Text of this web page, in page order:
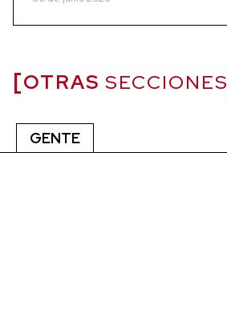
OTRAS SECCIONES
GENTE